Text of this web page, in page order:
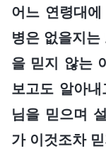
어느 연령대
병은 없을지는
을 믿지 않는
보고도 알아
님을 믿으며
가 이것조차